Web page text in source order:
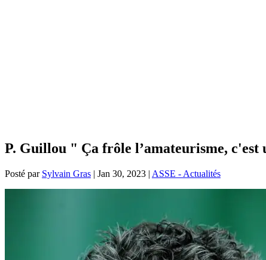
P. Guillou " Ça frôle l’amateurisme,
Posté par Sylvain Gras | Jan 30, 2023 | ASSE - Actualités